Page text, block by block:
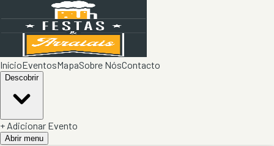
InícioEventosMapaSobre NósContacto
Descobrir
+ Adicionar Evento
Abrir menu